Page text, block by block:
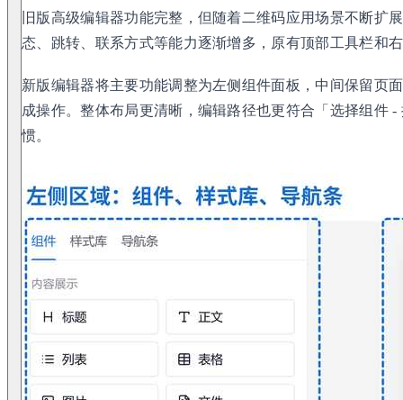
旧版高级编辑器功能完整，但随着二维码应用场景不断扩
态、跳转、联系方式等能力逐渐增多，原有顶部工具栏和
新版编辑器将主要功能调整为左侧组件面板，中间保留页
成操作。整体布局更清晰，编辑路径也更符合「选择组件
惯。